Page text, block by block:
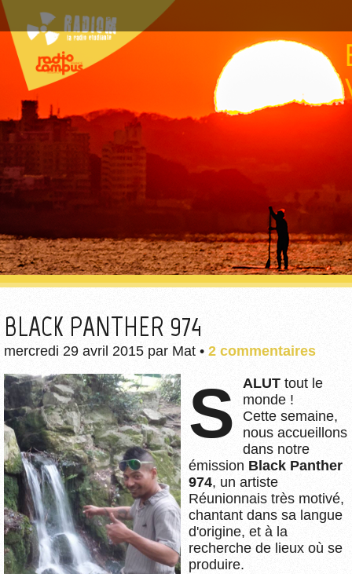
BLACK PANTHER 974
mercredi 29 avril 2015 par Mat • 2 commentaires
SALUT tout le
monde !
Cette semaine,
nous accueillons
dans notre
émission Black Panther
974, un artiste
Réunionnais très motivé,
chantant dans sa langue
d'origine, et à la
recherche de lieux où se
produire.